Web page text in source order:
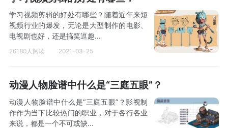
学习视频剪辑的好处有哪些？随着近年来短
视频行业的爆发，无论是大型制作的电影、
电视剧也好，还是搞笑逗趣...
26180人阅读 2021-03-25
动漫人物脸谱中什么是“三庭五眼”？
动漫人物脸谱中什么是“三庭五眼”？影视制
作作为当下比较热门的职业，对于各行各业
来说，都是一个不可或缺...